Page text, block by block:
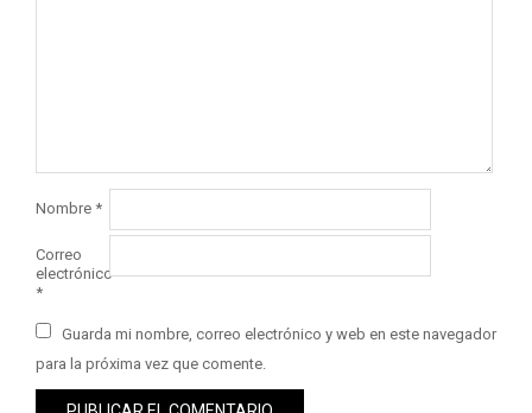
Nombre *
Correo
electrónico
*
Guarda mi nombre, correo electrónico y web en este navegador
para la próxima vez que comente.